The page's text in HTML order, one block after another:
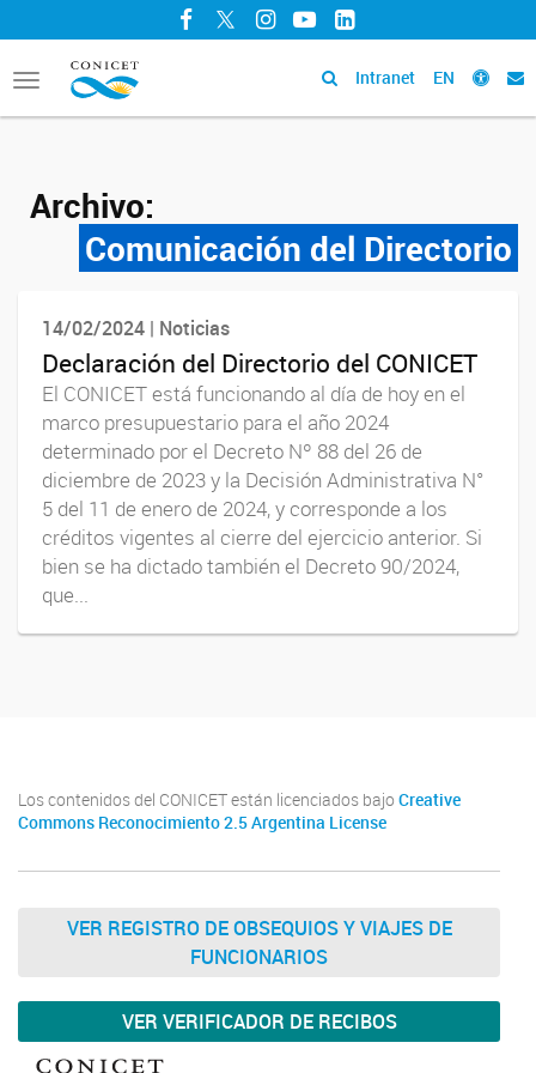
Facebook
TwitterInstagram
YouTubeLinkedIn
Toggle
navigation
Intranet EN
Archivo:
Comunicación del Directorio
14/02/2024 | Noticias
Declaración del Directorio del CONICET
El CONICET está funcionando al día de hoy en el
marco presupuestario para el año 2024
determinado por el Decreto Nº 88 del 26 de
diciembre de 2023 y la Decisión Administrativa N°
5 del 11 de enero de 2024, y corresponde a los
créditos vigentes al cierre del ejercicio anterior. Si
bien se ha dictado también el Decreto 90/2024,
que...
Los contenidos del CONICET están licenciados bajo Creative
Commons Reconocimiento 2.5 Argentina License
VER REGISTRO DE OBSEQUIOS Y VIAJES DE
FUNCIONARIOS
VER VERIFICADOR DE RECIBOS